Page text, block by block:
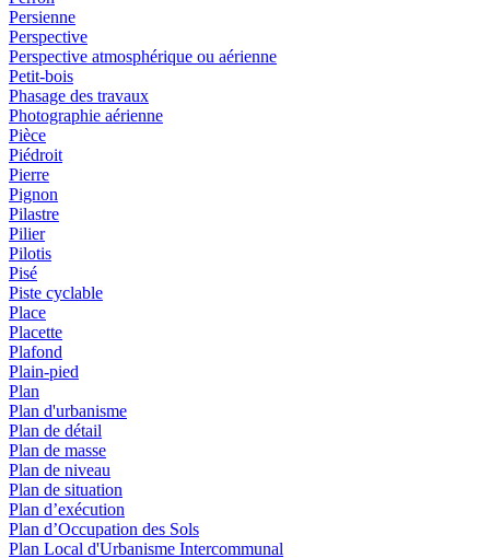
Persienne
Perspective
Perspective atmosphérique ou aérienne
Petit-bois
Phasage des travaux
Photographie aérienne
Pièce
Piédroit
Pierre
Pignon
Pilastre
Pilier
Pilotis
Pisé
Piste cyclable
Place
Placette
Plafond
Plain-pied
Plan
Plan d'urbanisme
Plan de détail
Plan de masse
Plan de niveau
Plan de situation
Plan d’exécution
Plan d’Occupation des Sols
Plan Local d'Urbanisme Intercommunal